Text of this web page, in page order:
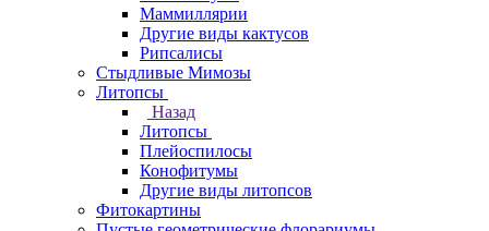
Маммиллярии
Другие виды кактусов
Рипсалисы
Стыдливые Мимозы
Литопсы
Назад
Литопсы
Плейоспилосы
Конофитумы
Другие виды литопсов
Фитокартины